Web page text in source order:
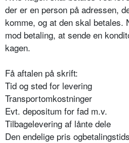
der er en person på adressen,
komme, og at den skal betales.
mod betaling, at sende en
kagen.
Få aftalen på skrift:
Tid og sted for levering
Transportomkostninger
Evt. depositum for fad m.v.
Tilbagelevering af lånte dele
Den endelige pris